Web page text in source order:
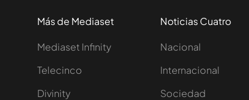
Más de Mediaset
Mediaset Infinity
Telecinco
Divinity
Noticias Cuatro
Nacional
Internacional
Sociedad